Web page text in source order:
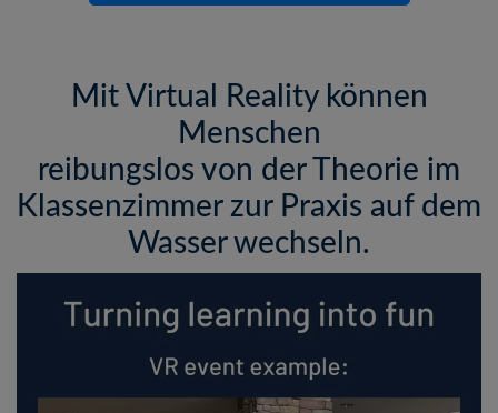
Mit Virtual Reality können
Menschen
reibungslos von der Theorie im
Klassenzimmer zur Praxis auf dem
Wasser wechseln.